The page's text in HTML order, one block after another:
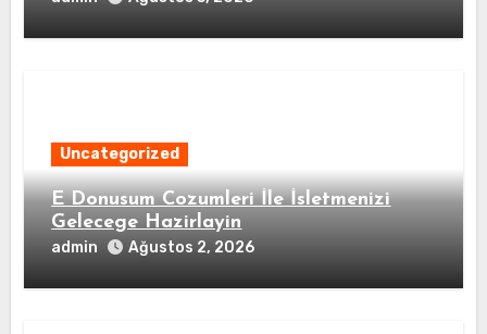
Uncategorized
E Donusum Cozumleri İle İsletmenizi
Gelecege Hazirlayin
admin Ağustos 2, 2026